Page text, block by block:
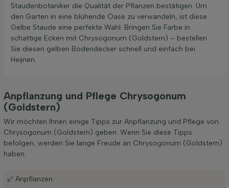
Staudenbotaniker die Qualität der Pflanzen bestätigen. Um
den Garten in eine blühende Oase zu verwandeln, ist diese
Gelbe Staude eine perfekte Wahl. Bringen Sie Farbe in
schattige Ecken mit Chrysogonum (Goldstern) – bestellen
Sie diesen gelben Bodendecker schnell und einfach bei
Heijnen.
Anpflanzung und Pflege Chrysogonum
(Goldstern)
Wir möchten Ihnen einige Tipps zur Anpflanzung und Pflege von
Chrysogonum (Goldstern) geben. Wenn Sie diese Tipps
befolgen, werden Sie lange Freude an Chrysogonum (Goldstern)
haben.
Anpflanzen